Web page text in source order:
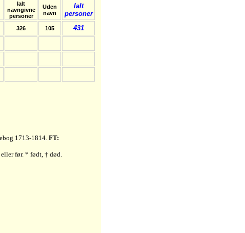
Ialt
navngivne
personer
Uden
navn
Ialt
personer
326 105 431
1713-1814. FT:
eller før. * født, † død.